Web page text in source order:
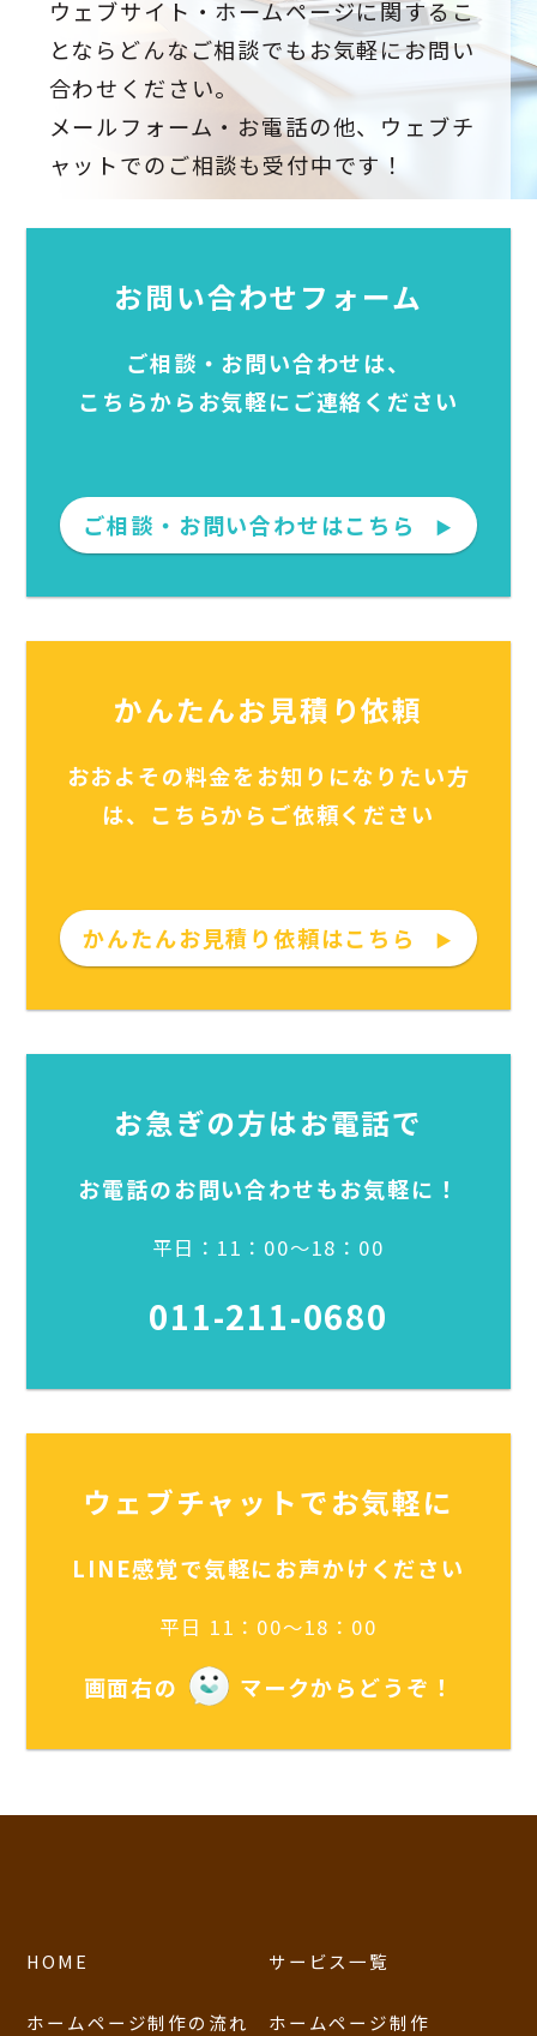
ウェブサイト・ホームページに関するこ
とならどんなご相談でもお気軽にお問い
合わせください。
メールフォーム・お電話の他、ウェブチ
ャットでのご相談も受付中です！
お問い合わせフォーム
ご相談・お問い合わせは、
こちらからお気軽にご連絡ください
ご相談・お問い合わせはこちら ▶
かんたんお見積り依頼
おおよその料金をお知りになりたい方
は、こちらからご依頼ください
かんたんお見積り依頼はこちら ▶
お急ぎの方はお電話で
お電話のお問い合わせもお気軽に！
平日：11：00～18：00
011-211-0680
ウェブチャットでお気軽に
LINE感覚で気軽にお声かけください
平日 11：00～18：00
画面右の マークからどうぞ！
HOME
ホームページ制作の流れ
サービス一覧
ホームページ制作